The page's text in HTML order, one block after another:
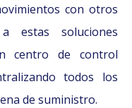
con otros
estas soluciones
centro de control
todos los
de suministro.